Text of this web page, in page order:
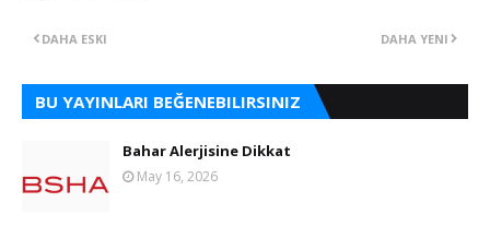
DAHA YENI
DAHA ESKI
BU YAYINLARI BEĞENEBILIRSINIZ
Bahar Alerjisine Dikkat
May 16, 2026